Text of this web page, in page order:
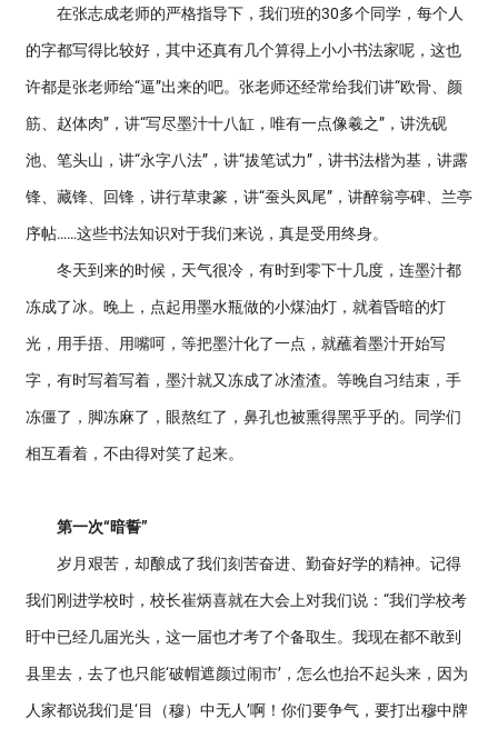
在张志成老师的严格指导下，我们班的30多个同学，每个人
的字都写得比较好，其中还真有几个算得上小小书法家呢，这也
许都是张老师给“逼”出来的吧。张老师还经常给我们讲“欧骨、颜
筋、赵体肉”，讲“写尽墨汁十八缸，唯有一点像羲之”，讲洗砚
池、笔头山，讲“永字八法”，讲“拔笔试力”，讲书法楷为基，讲露
锋、藏锋、回锋，讲行草隶篆，讲“蚕头凤尾”，讲醉翁亭碑、兰亭
序帖……这些书法知识对于我们来说，真是受用终身。
冬天到来的时候，天气很冷，有时到零下十几度，连墨汁都
冻成了冰。晚上，点起用墨水瓶做的小煤油灯，就着昏暗的灯
光，用手捂、用嘴呵，等把墨汁化了一点，就蘸着墨汁开始写
字，有时写着写着，墨汁就又冻成了冰渣渣。等晚自习结束，手
冻僵了，脚冻麻了，眼熬红了，鼻孔也被熏得黑乎乎的。同学们
相互看着，不由得对笑了起来。
第一次“暗誓”
岁月艰苦，却酿成了我们刻苦奋进、勤奋好学的精神。记得
我们刚进学校时，校长崔炳喜就在大会上对我们说：“我们学校考
盱中已经几届光头，这一届也才考了个备取生。我现在都不敢到
县里去，去了也只能‘破帽遮颜过闹市’，怎么也抬不起头来，因为
人家都说我们是‘目（穆）中无人’啊！你们要争气，要打出穆中牌